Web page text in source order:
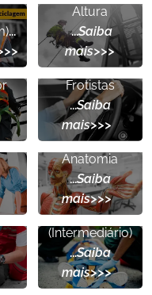
...
Altura
...Saiba
mais>>>
Direção
Defensiva para
Frotistas
...Saiba
mais>>>
Noções
Básicas de
Anatomia
...Saiba
mais>>>
APH-
Primeiros
Socorros
(Intermediário)
...Saiba
mais>>>
Prevenção e
Combate à